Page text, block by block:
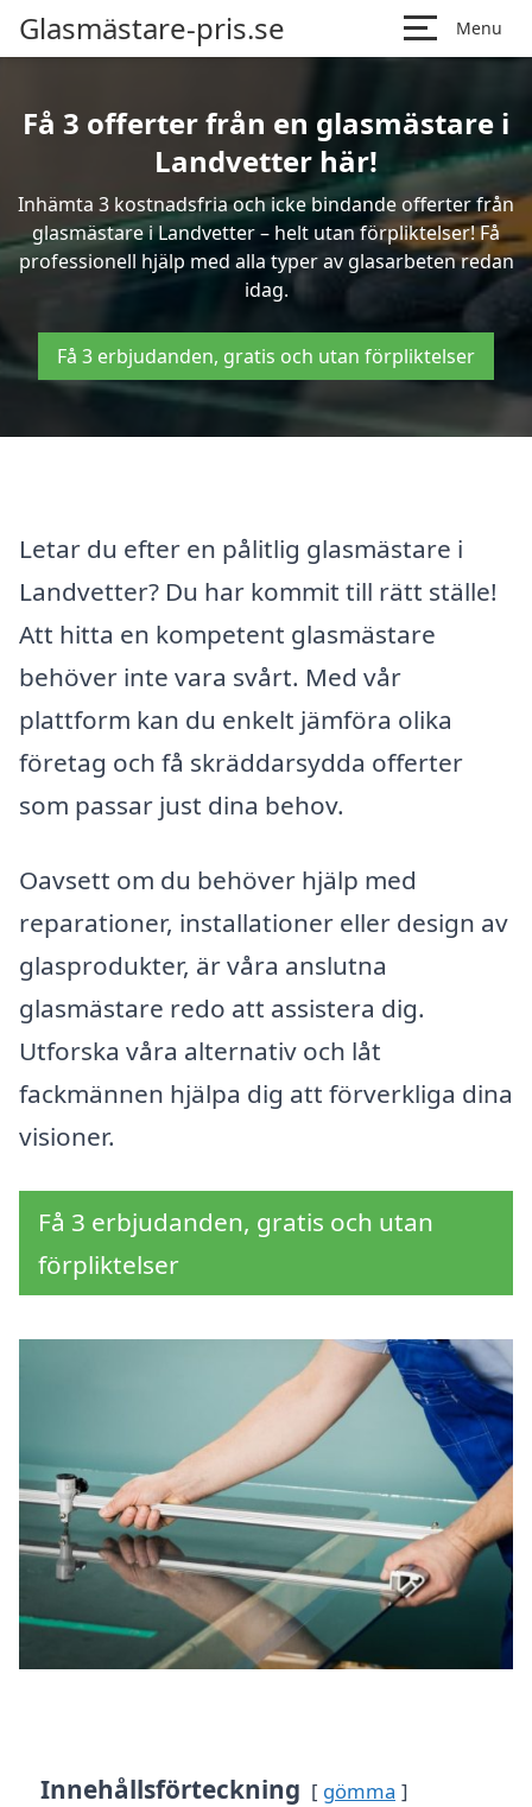
Glasmästare-pris.se Menu
Få 3 offerter från en glasmästare i
Landvetter här!
Inhämta 3 kostnadsfria och icke bindande offerter från
glasmästare i Landvetter – helt utan förpliktelser! Få
professionell hjälp med alla typer av glasarbeten redan
idag.
Få 3 erbjudanden, gratis och utan förpliktelser
Letar du efter en pålitlig glasmästare i
Landvetter? Du har kommit till rätt ställe!
Att hitta en kompetent glasmästare
behöver inte vara svårt. Med vår
plattform kan du enkelt jämföra olika
företag och få skräddarsydda offerter
som passar just dina behov.
Oavsett om du behöver hjälp med
reparationer, installationer eller design av
glasprodukter, är våra anslutna
glasmästare redo att assistera dig.
Utforska våra alternativ och låt
fackmännen hjälpa dig att förverkliga dina
visioner.
Få 3 erbjudanden, gratis och utan
förpliktelser
Innehållsförteckning gömma